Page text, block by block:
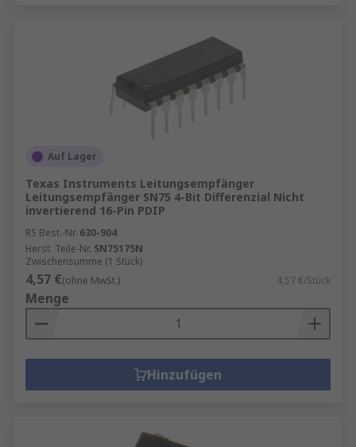
Auf Lager
Texas Instruments Leitungsempfänger
Leitungsempfänger SN75 4-Bit Differenzial Nicht
invertierend 16-Pin PDIP
RS Best.-Nr. 630-904
Herst. Teile-Nr. SN75175N
Zwischensumme (1 Stück)
4,57 €(ohne MwSt.) 4,57 €/Stück
Menge
Hinzufügen